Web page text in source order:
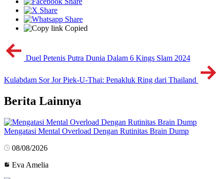
Copied
Duel Petenis Putra Dunia Dalam 6 Kings Slam 2024
Kulabdam Sor Jor Piek-U-Thai: Penakluk Ring dari Thailand
Berita Lainnya
Mengatasi Mental Overload Dengan Rutinitas Brain Dump
08/08/2026
Eva Amelia